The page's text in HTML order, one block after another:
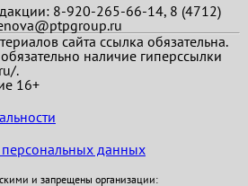
8-920-265-66-14, 8 (4712)
сайта ссылка обязательна.
наличие гиперссылки
.
16+
персональных данных
и запрещены организации: